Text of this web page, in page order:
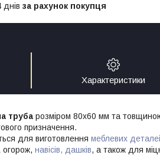
за рахунок покупця
Характеристики
труба розміром 80х60 мм та
призначення.
для виготовлення меблевих
огорож, навісів, дашків, а також для